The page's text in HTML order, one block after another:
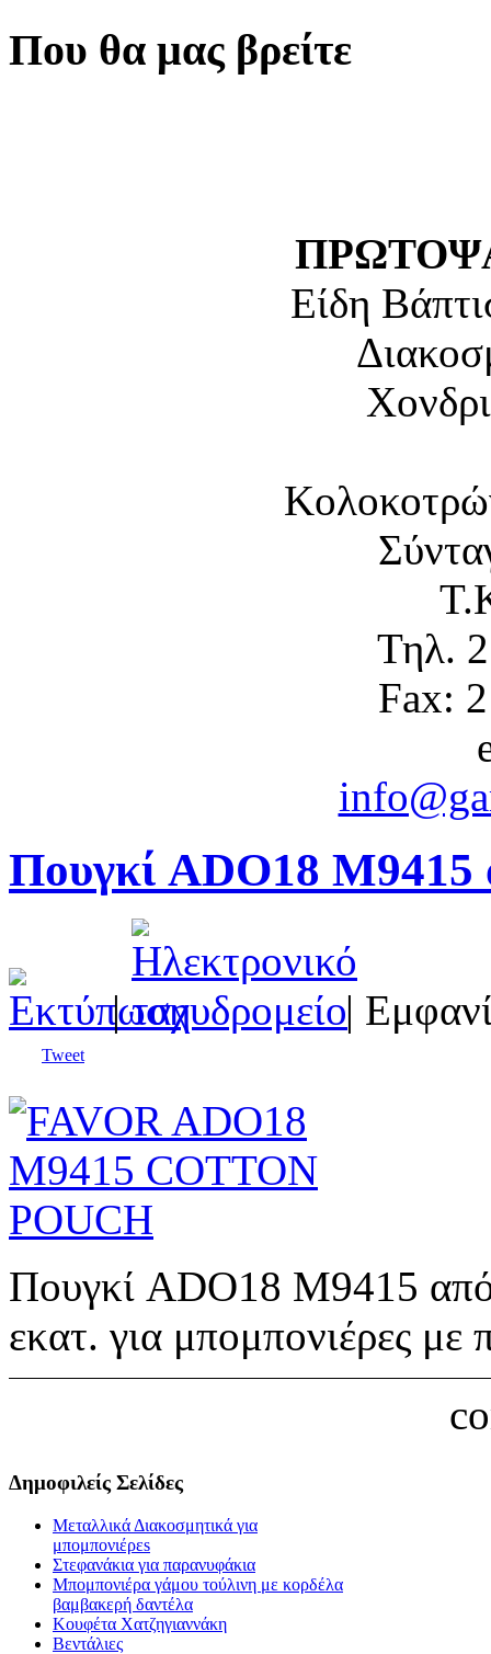
Που θα μας βρείτε
Είδη
Τηλ.
Fax:
Πουγκί ADO18 M9415
| |
Tweet
Πουγκί ADO18 M9415
εκατ. για μπομπονιέρες με
Δημοφιλείς Σελίδες
Μεταλλικά Διακοσμητικά για
μπομπονιέρεs
Στεφανάκια για παρανυφάκια
Μπομπονιέρα γάμου τούλινη με κορδέλα
βαμβακερή δαντέλα
Κουφέτα Χατζηγιαννάκη
Βεντάλιες